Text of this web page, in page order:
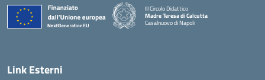
III Circolo Didattico
Madre Teresa di Calcutta
Casalnuovo di Napoli
— Visita la pagina iniziale della scuola
Link Esterni